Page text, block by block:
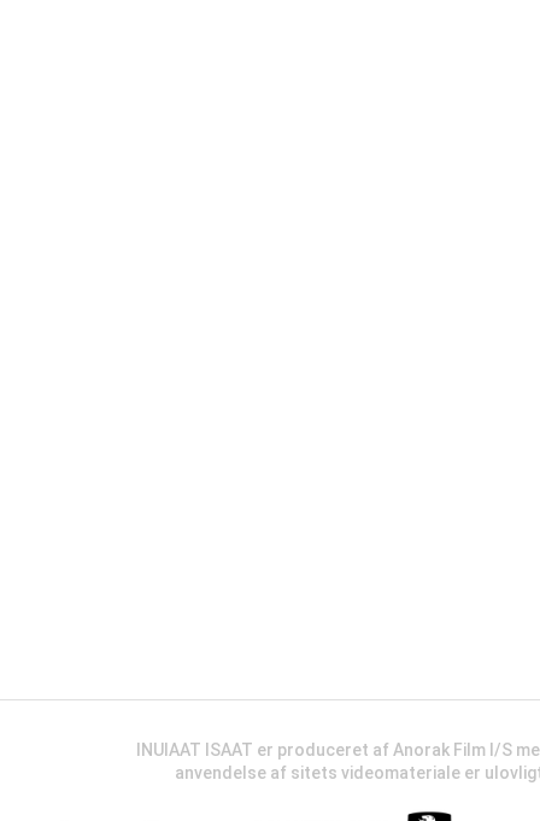
INUIAAT ISAAT er produceret af Anorak Film I/S
anvendelse af sitets videomateriale er